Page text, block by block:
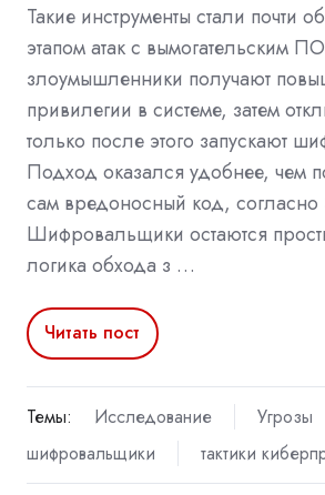
Такие инструменты стали почти
этапом атак с вымогательским
злоумышленники получают
привилегии в системе, затем
только после этого запускают
Подход оказался удобнее, чем
сам вредоносный код, согласно
Шифровальщики остаются
логика обхода з …
Читать пост
Темы: Исследование Угрозы
шифровальщики
тактики